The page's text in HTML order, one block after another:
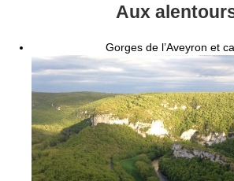
Aux
Gorges de l’Aveyron et